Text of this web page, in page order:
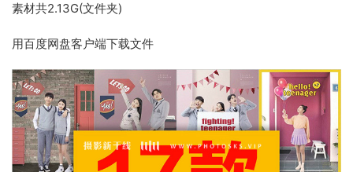
素材共2.13G(文件夹)
用百度网盘客户端下载文件